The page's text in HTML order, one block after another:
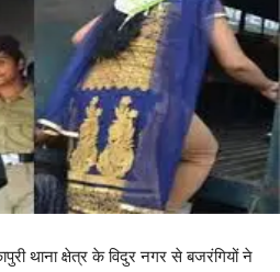
थाना क्षेत्र के विदुर नगर से बजरंगियों ने